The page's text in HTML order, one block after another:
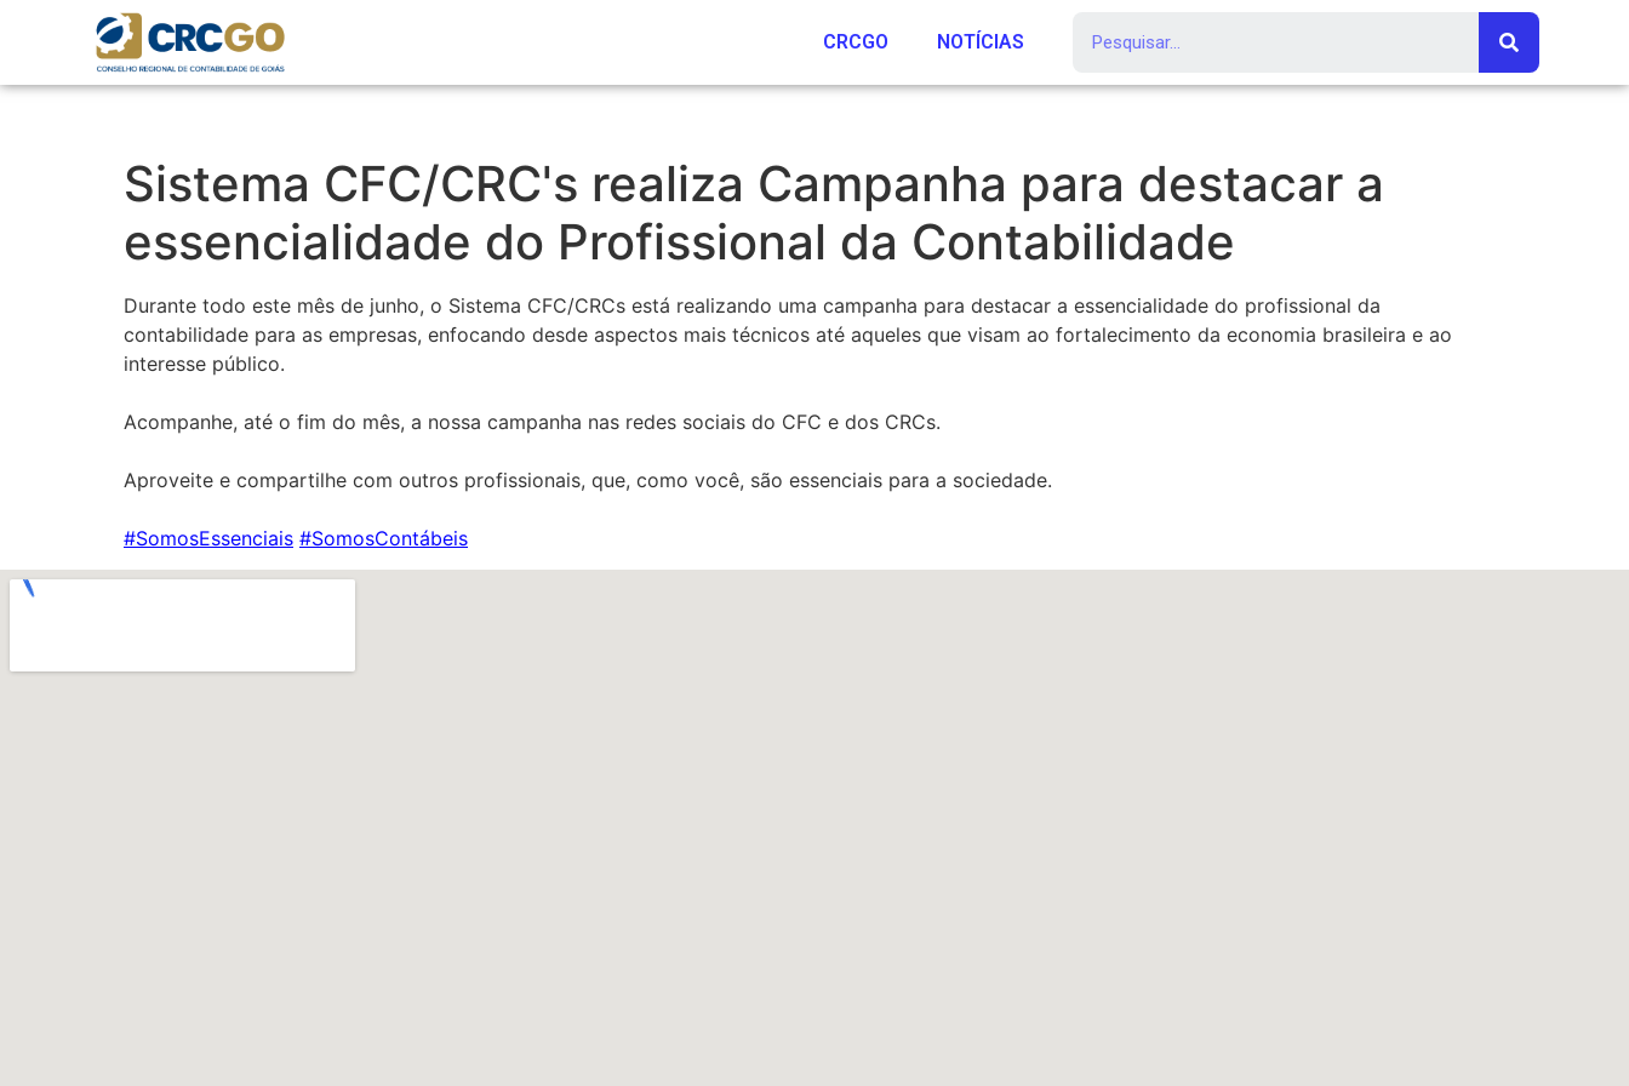
CRCGO NOTÍCIAS
Sistema CFC/CRC's realiza Campanha para destacar a
essencialidade do Profissional da Contabilidade
Durante todo este mês de junho, o Sistema CFC/CRCs está realizando uma campanha para destacar a essencialidade do profissional da
contabilidade para as empresas, enfocando desde aspectos mais técnicos até aqueles que visam ao fortalecimento da economia brasileira e ao
interesse público. ⁣
Acompanhe, até o fim do mês, a nossa campanha nas redes sociais do CFC e dos CRCs.
Aproveite e compartilhe com outros profissionais, que, como você, são essenciais para a sociedade.⁣
#SomosEssenciais #SomosContábeis